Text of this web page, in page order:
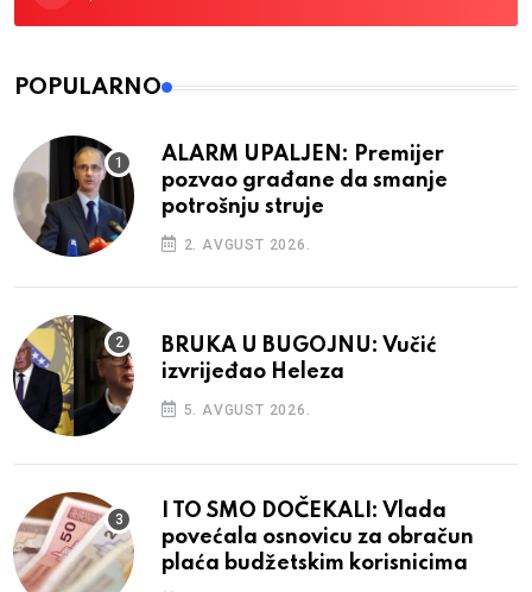
POPULARNO
ALARM UPALJEN: Premijer
pozvao građane da smanje
potrošnju struje
2. AVGUST 2026.
BRUKA U BUGOJNU: Vučić
izvrijeđao Heleza
5. AVGUST 2026.
I TO SMO DOČEKALI: Vlada
povećala osnovicu za obračun
plaća budžetskim korisnicima